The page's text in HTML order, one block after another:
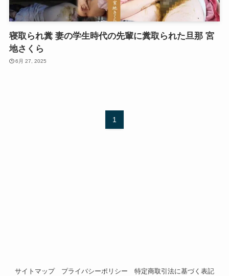
寝取られ糞 妻の学生時代の先輩に糞取られた旦那 宮
地さくら
6月 27, 2025
1
サイトマップ プライバシーポリシー 特定商取引法に基づく表記